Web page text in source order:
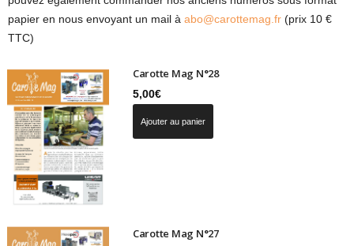
papier en nous envoyant un mail à abo@carottemag.fr (prix 10 €
TTC)
Carotte Mag N°28
5,00€
Ajouter au panier
Carotte Mag N°27